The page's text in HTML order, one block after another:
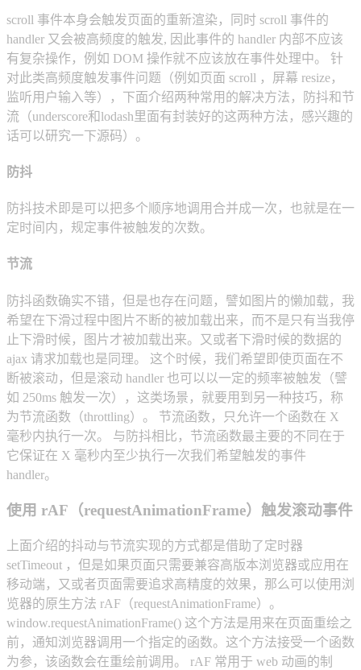
scroll 事件本身会触发页面的重新渲染，同时 scroll 事件的
handler 又会被高频度的触发, 因此事件的 handler 内部不应该
有复杂操作，例如 DOM 操作就不应该放在事件处理中。 针
对此类高频度触发事件问题（例如页面 scroll ，屏幕 resize，
监听用户输入等），下面介绍两种常用的解决方法，防抖和节
流（underscore和lodash里面有封装好的这两种方法，感兴趣的
话可以研究一下源码）。
防抖
防抖技术即是可以把多个顺序地调用合并成一次，也就是在一
定时间内，规定事件被触发的次数。
节流
防抖函数确实不错，但是也存在问题，譬如图片的懒加载，我
希望在下滑过程中图片不断的被加载出来，而不是只有当我停
止下滑时候，图片才被加载出来。又或者下滑时候的数据的
ajax 请求加载也是同理。 这个时候，我们希望即使页面在不
断被滚动，但是滚动 handler 也可以以一定的频率被触发（譬
如 250ms 触发一次），这类场景，就要用到另一种技巧，称
为节流函数（throttling）。 节流函数，只允许一个函数在 X
毫秒内执行一次。 与防抖相比，节流函数最主要的不同在于
它保证在 X 毫秒内至少执行一次我们希望触发的事件
handler。
使用 rAF（requestAnimationFrame）触发滚动事件
上面介绍的抖动与节流实现的方式都是借助了定时器
setTimeout ，但是如果页面只需要兼容高版本浏览器或应用在
移动端，又或者页面需要追求高精度的效果，那么可以使用浏
览器的原生方法 rAF（requestAnimationFrame）。
window.requestAnimationFrame() 这个方法是用来在页面重绘之
前，通知浏览器调用一个指定的函数。这个方法接受一个函数
为参，该函数会在重绘前调用。 rAF 常用于 web 动画的制